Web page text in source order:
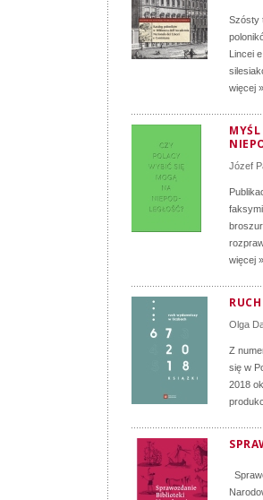
Szósty
Lincei
więcej »
Józef
więcej »
Olga
Z
się w
2018